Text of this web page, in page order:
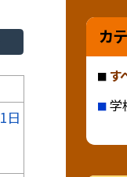
1日
カ
す
学